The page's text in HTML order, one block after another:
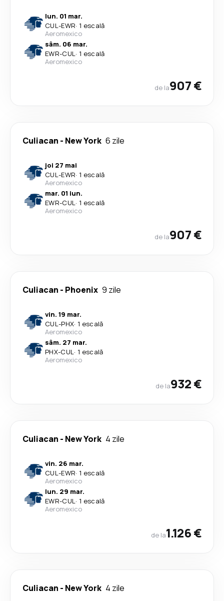
lun. 01 mar.
CUL-EWR· 1 escală
Aeromexico
sâm. 06 mar.
EWR-CUL· 1 escală
Aeromexico
de la907 €
Culiacan - New York 6 zile
joi 27 mai
CUL-EWR· 1 escală
Aeromexico
mar. 01 iun.
EWR-CUL· 1 escală
Aeromexico
de la907 €
Culiacan - Phoenix 9 zile
vin. 19 mar.
CUL-PHX· 1 escală
Aeromexico
sâm. 27 mar.
PHX-CUL· 1 escală
Aeromexico
de la932 €
Culiacan - New York 4 zile
vin. 26 mar.
CUL-EWR· 1 escală
Aeromexico
lun. 29 mar.
EWR-CUL· 1 escală
Aeromexico
de la1.126 €
Culiacan - New York 4 zile